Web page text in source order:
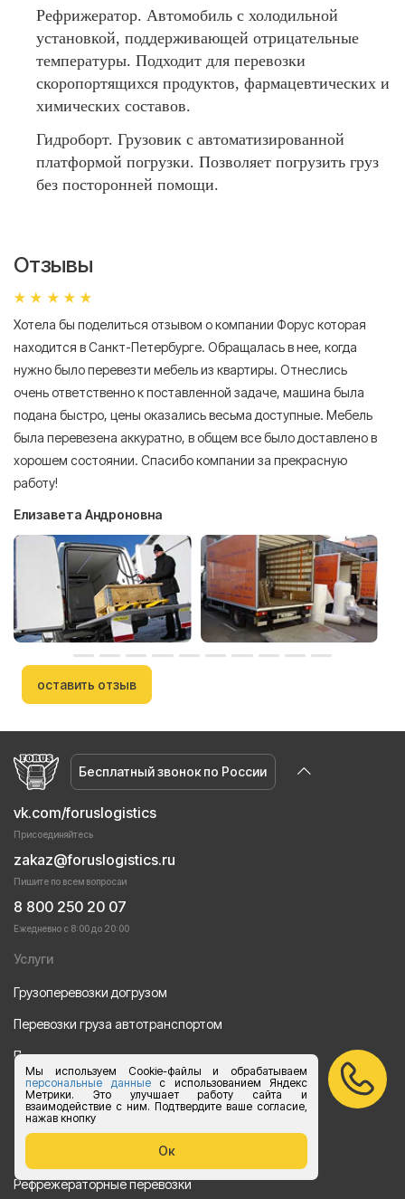
Мы используем Cookie-файлы и обрабатываем
персональные данныес использованием Яндекс
Метрики. Это улучшает работу сайта и
взаимодействие с ним. Подтвердите ваше согласие,
нажав кнопку
Ок
Рефрижератор. Автомобиль с холодильной
установкой, поддерживающей отрицательные
температуры. Подходит для перевозки
скоропортящихся продуктов, фармацевтических и
химических составов.
Гидроборт. Грузовик с автоматизированной
платформой погрузки. Позволяет погрузить груз
без посторонней помощи.
Отзывы
Хотела бы поделиться отзывом о компании Форус которая
находится в Санкт-Петербурге. Обращалась в нее, когда
нужно было перевезти мебель из квартиры. Отнеслись
очень ответственно к поставленной задаче, машина была
подана быстро, цены оказались весьма доступные. Мебель
была перевезена аккуратно, в общем все было доставлено в
хорошем состоянии. Спасибо компании за прекрасную
работу!
Елизавета Андроновна
оставить отзыв
Бесплатный звонок по России
vk.com/foruslogistics
Присоединяйтесь
zakaz@foruslogistics.ru
Пишите по всем вопросаи
8 800 250 20 07
Ежедневно с 8:00 до 20:00
Услуги
Грузоперевозки догрузом
Перевозки груза автотранспортом
Перевозки строительных материалов
Перевозка оборудования
Перевозка продуктов питания
Рефрежераторные перевозки